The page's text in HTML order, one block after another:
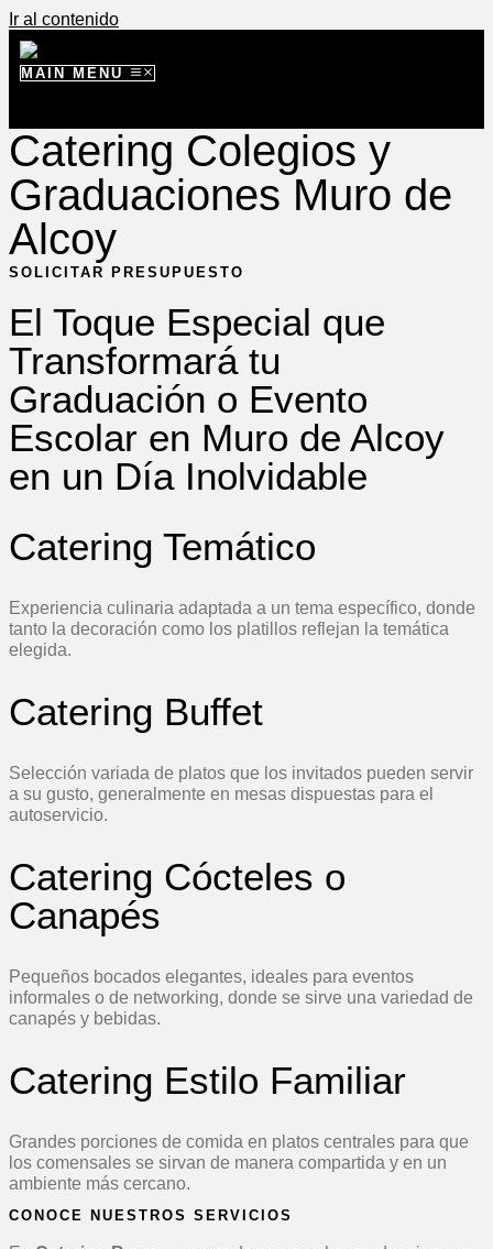
Ir al contenido
MAIN MENU
Catering Colegios y
Graduaciones Muro de
Alcoy
SOLICITAR PRESUPUESTO
El Toque Especial que
Transformará tu
Graduación o Evento
Escolar en Muro de Alcoy
en un Día Inolvidable
Catering Temático
Experiencia culinaria adaptada a un tema específico, donde
tanto la decoración como los platillos reflejan la temática
elegida.
Catering Buffet
Selección variada de platos que los invitados pueden servir
a su gusto, generalmente en mesas dispuestas para el
autoservicio.
Catering Cócteles o
Canapés
Pequeños bocados elegantes, ideales para eventos
informales o de networking, donde se sirve una variedad de
canapés y bebidas.
Catering Estilo Familiar
Grandes porciones de comida en platos centrales para que
los comensales se sirvan de manera compartida y en un
ambiente más cercano.
CONOCE NUESTROS SERVICIOS